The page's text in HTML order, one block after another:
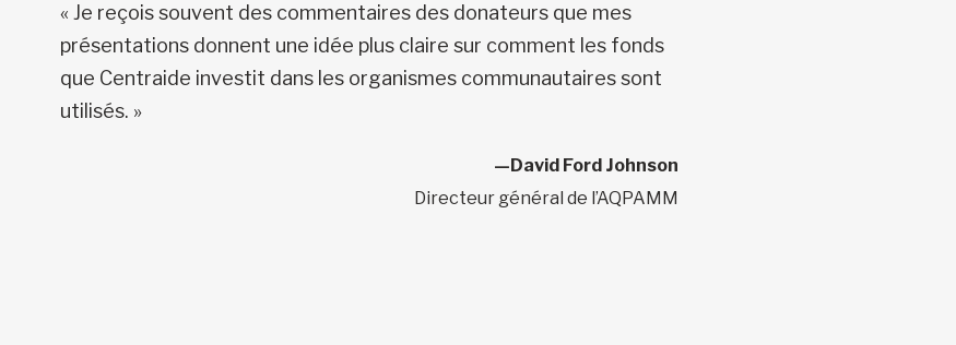
« Je reçois souvent des commentaires des donateurs que mes
présentations donnent une idée plus claire sur comment les fonds
que Centraide investit dans les organismes communautaires sont
utilisés. »
—David Ford Johnson
Directeur général de l’AQPAMM